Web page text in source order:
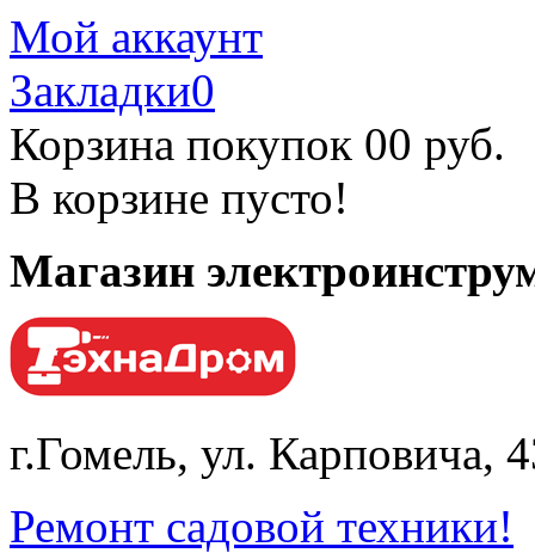
Мой аккаунт
Закладки0
Корзина покупок 00 руб.
В корзине пусто!
Магазин
г.Гомель, ул. Карповича,
Ремонт садовой техники!